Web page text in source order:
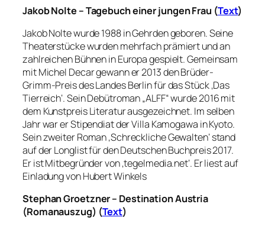
Jakob Nolte – Tagebuch einer jungen Frau (Text)
Jakob Nolte wurde 1988 in Gehrden geboren. Seine
Theaterstücke wurden mehrfach prämiert und an
zahlreichen Bühnen in Europa gespielt. Gemeinsam
mit Michel Decar gewann er 2013 den Brüder-
Grimm-Preis des Landes Berlin für das Stück ‚Das
Tierreich‘. Sein Debütroman „ALFF“ wurde 2016 mit
dem Kunstpreis Literatur ausgezeichnet. Im selben
Jahr war er Stipendiat der Villa Kamogawa in Kyoto.
Sein zweiter Roman ‚Schreckliche Gewalten‘ stand
auf der Longlist für den Deutschen Buchpreis 2017.
Er ist Mitbegründer von ‚tegelmedia.net‘. Er liest auf
Einladung von Hubert Winkels
Stephan Groetzner – Destination Austria
(Romanauszug) (Text)